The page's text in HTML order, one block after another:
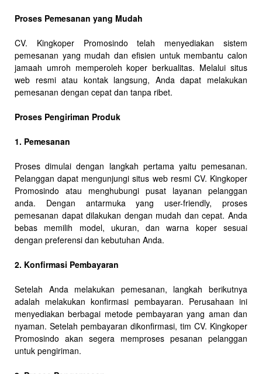
Proses Pemesanan yang Mudah
CV. Kingkoper Promosindo telah menyediakan sistem
pemesanan yang mudah dan efisien untuk membantu calon
jamaah umroh memperoleh koper berkualitas. Melalui situs
web resmi atau kontak langsung, Anda dapat melakukan
pemesanan dengan cepat dan tanpa ribet.
Proses Pengiriman Produk
1. Pemesanan
Proses dimulai dengan langkah pertama yaitu pemesanan.
Pelanggan dapat mengunjungi situs web resmi CV. Kingkoper
Promosindo atau menghubungi pusat layanan pelanggan
anda. Dengan antarmuka yang user-friendly, proses
pemesanan dapat dilakukan dengan mudah dan cepat. Anda
bebas memilih model, ukuran, dan warna koper sesuai
dengan preferensi dan kebutuhan Anda.
2. Konfirmasi Pembayaran
Setelah Anda melakukan pemesanan, langkah berikutnya
adalah melakukan konfirmasi pembayaran. Perusahaan ini
menyediakan berbagai metode pembayaran yang aman dan
nyaman. Setelah pembayaran dikonfirmasi, tim CV. Kingkoper
Promosindo akan segera memproses pesanan pelanggan
untuk pengiriman.